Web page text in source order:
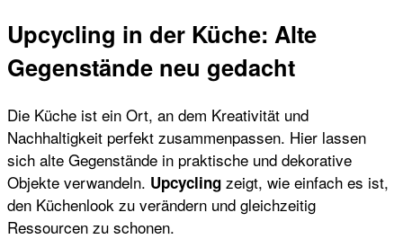
Upcycling in der Küche: Alte
Gegenstände neu gedacht
Die Küche ist ein Ort, an dem Kreativität und
Nachhaltigkeit perfekt zusammenpassen. Hier lassen
sich alte Gegenstände in praktische und dekorative
Objekte verwandeln. Upcycling zeigt, wie einfach es ist,
den Küchenlook zu verändern und gleichzeitig
Ressourcen zu schonen.